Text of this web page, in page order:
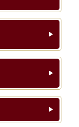
▶︎
▶︎
▶︎